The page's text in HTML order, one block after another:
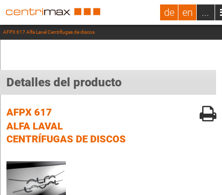
de en ...
AFPX 617 Alfa Laval Centrífugas de discos
Detalles del producto
AFPX 617
ALFA LAVAL
CENTRÍFUGAS DE DISCOS